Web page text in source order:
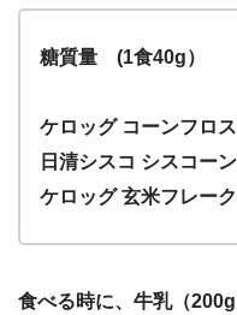
糖質量 (1食40g）
ケロッグ コーンフロ
日清シスコ シス
ケロッグ 玄米フレ
食べる時に、牛乳（